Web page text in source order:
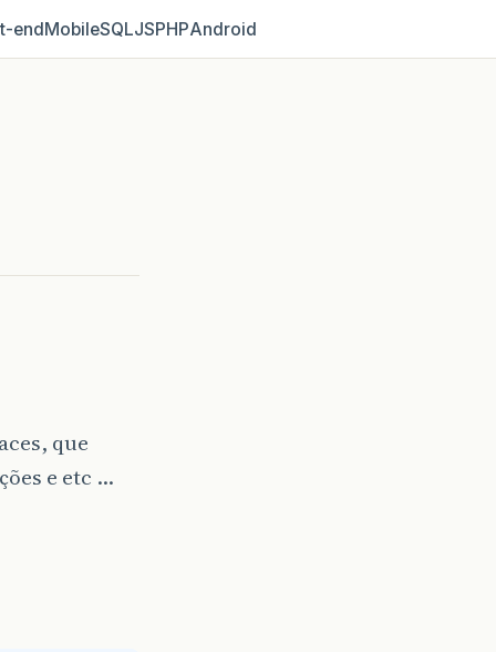
MobileSQLJSPHPAndroid
que
e etc …